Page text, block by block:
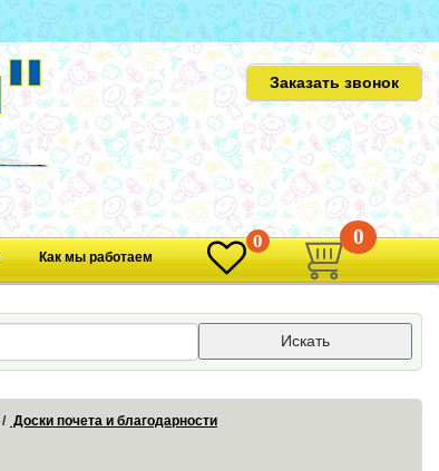
Заказать звонок
Как мы работаем
0 0
Искать
Доски почета и благодарности